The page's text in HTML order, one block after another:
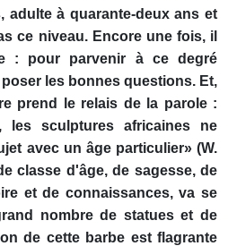
adulte à quarante-deux ans et
ce niveau. Encore une fois, il
: pour parvenir à ce degré
les bonnes questions. Et,
prend le relais de la parole :
les sculptures africaines ne
avec un âge particulier» (W.
classe d'âge, de sagesse, de
et de connaissances, va se
nombre de statues et de
de cette barbe est flagrante